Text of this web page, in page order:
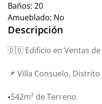
Baños: 20
Amueblado: No
Descripción
🇩🇴 Edificio en Ventas de
📌 Villa Consuelo,
▪️542m² de Terreno